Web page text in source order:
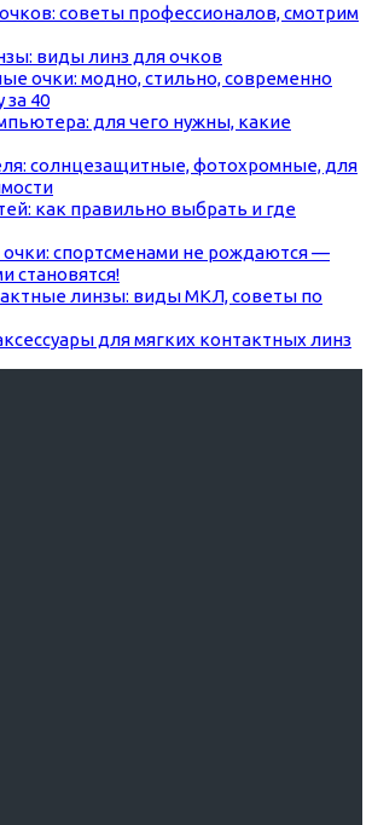
советы профессионалов, смотрим
виды линз для очков
очки: модно, стильно, современно
за 40
для чего нужны, какие
солнцезащитные, фотохромные, для
как правильно выбрать и где
спортсменами не рождаются —
становятся!
линзы: виды МКЛ, советы по
для мягких контактных линз